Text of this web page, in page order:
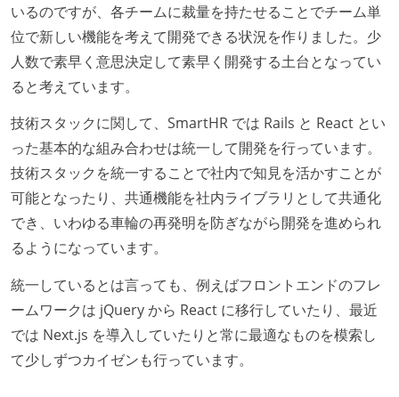
いるのですが、各チームに裁量を持たせることでチーム単
位で新しい機能を考えて開発できる状況を作りました。少
人数で素早く意思決定して素早く開発する土台となってい
ると考えています。
技術スタックに関して、SmartHR では Rails と React とい
った基本的な組み合わせは統一して開発を行っています。
技術スタックを統一することで社内で知見を活かすことが
可能となったり、共通機能を社内ライブラリとして共通化
でき、いわゆる車輪の再発明を防ぎながら開発を進められ
るようになっています。
統一しているとは言っても、例えばフロントエンドのフレ
ームワークは jQuery から React に移行していたり、最近
では Next.js を導入していたりと常に最適なものを模索し
て少しずつカイゼンも行っています。